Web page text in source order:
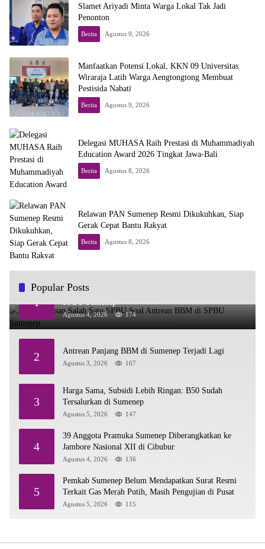
Slamet Ariyadi Minta Warga Lokal Tak Jadi
Penonton
Berita Agustus 9, 2026
Manfaatkan Potensi Lokal, KKN 09 Universitas
Wiraraja Latih Warga Aengtongtong Membuat
Pestisida Nabati
Berita Agustus 9, 2026
Delegasi MUHASA Raih Prestasi di Muhammadiyah
Education Award 2026 Tingkat Jawa-Bali
Berita Agustus 8, 2026
Relawan PAN Sumenep Resmi Dikukuhkan, Siap
Gerak Cepat Bantu Rakyat
Berita Agustus 8, 2026
Popular Posts
1
Ini Penjelasan Salah Satu SPBU Soal Antrean BBM di
Agustus 4, 2026 174
2 Antrean Panjang BBM di Sumenep Terjadi Lagi
Agustus 3, 2026 167
3
Harga Sama, Subsidi Lebih Ringan: B50 Sudah
Tersalurkan di Sumenep
Agustus 5, 2026 147
4
39 Anggota Pramuka Sumenep Diberangkatkan ke
Jambore Nasional XII di Cibubur
Agustus 4, 2026 136
5
Pemkab Sumenep Belum Mendapatkan Surat Resmi
Terkait Gas Merah Putih, Masih Pengujian di Pusat
Agustus 5, 2026 115